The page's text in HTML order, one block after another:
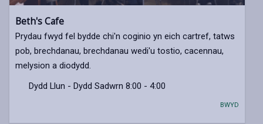
Beth's Cafe
Prydau fwyd fel bydde chi'n coginio yn eich cartref, tatws
pob, brechdanau, brechdanau wedi'u tostio, cacennau,
melysion a diodydd.
Dydd Llun - Dydd Sadwrn 8:00 - 4:00
BWYD